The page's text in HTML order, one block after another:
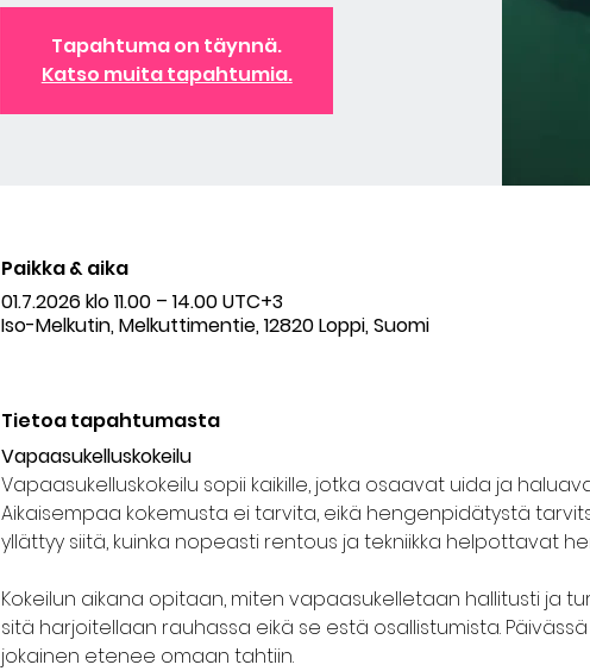
Tapahtuma on täynnä.
Katso muita tapahtumia.
Paikka & aika
01.7.2026 klo 11.00 – 14.00 UTC+3
Iso-Melkutin, Melkuttimentie, 12820 Loppi, Suomi
Tietoa tapahtumasta
Vapaasukelluskokeilu
Vapaasukelluskokeilu sopii kaikille, jotka osaavat uida ja
Aikaisempaa kokemusta ei tarvita, eikä hengenpidätystä
yllättyy siitä, kuinka nopeasti rentous ja tekniikka helpottavat
Kokeilun aikana opitaan, miten vapaasukelletaan hallitusti ja
sitä harjoitellaan rauhassa eikä se estä osallistumista.
jokainen etenee omaan tahtiin.